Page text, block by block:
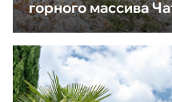
горного массива